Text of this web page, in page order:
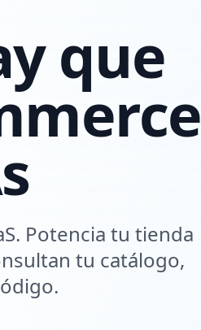
que
Potencia tu tienda
tu catálogo,